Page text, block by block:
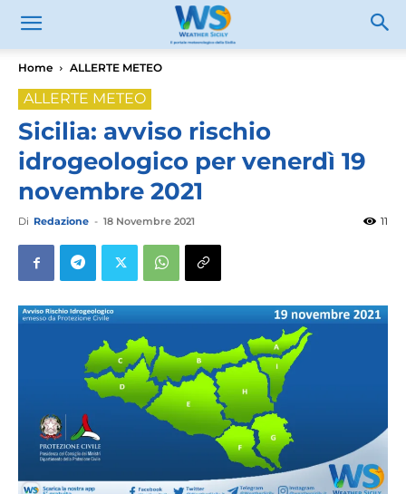
Home ALLERTE METEO
ALLERTE METEO
Sicilia: avviso rischio
idrogeologico per venerdì 19
novembre 2021
Di Redazione - 18 Novembre 2021 11